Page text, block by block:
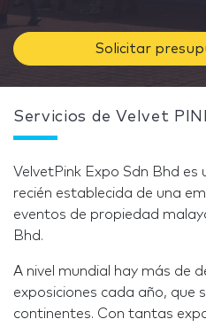
Solicitar
Servicios de Velvet
VelvetPink Expo Sdn Bhd es
recién establecida de una
eventos de propiedad
Bhd.
A nivel mundial hay más de
exposiciones cada año, que
continentes. Con tantas